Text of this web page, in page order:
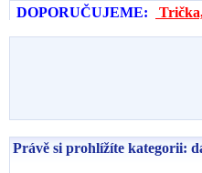
DOPORUČUJEME:
Právě si prohlížíte kategorii: